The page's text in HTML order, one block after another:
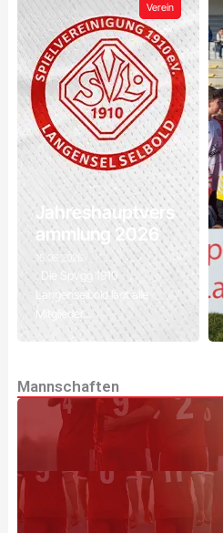
Verein
Jahreshauptvers
ammlung 2026
15.06.2026
Die Spvgg 1910
Langenselbold lädt alle
Mitglieder...
Mannschaften